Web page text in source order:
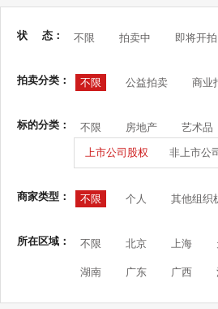
状 态： 不限 拍卖中 即将开拍
拍卖分类： 不限 公益拍卖 商业
标的分类： 不限 房地产 艺术品
上市公司股权 非上市公
商家类型： 不限 个人 其他组织
所在区域： 不限 北京 上海
湖南 广东 广西